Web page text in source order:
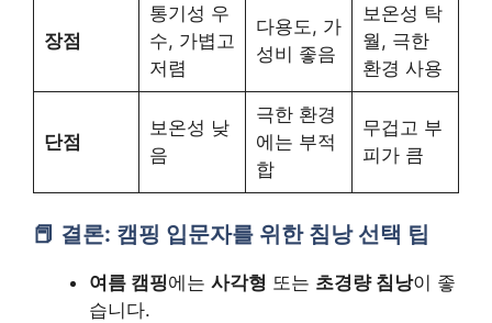
장점
통기성 우
수, 가볍고
저렴
다용도, 가
성비 좋음
보온성 탁
월, 극한
환경 사용
단점
보온성 낮
음
극한 환경
에는 부적
합
무겁고 부
피가 큼
결론: 캠핑 입문자를 위한 침낭 선택 팁
여름 캠핑에는 사각형 또는 초경량 침낭이 좋
습니다.